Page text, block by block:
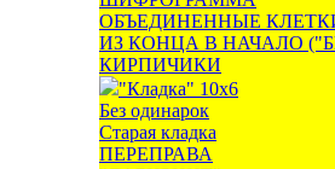
ОБЪЕДИНЕННЫЕ
ИЗ КОНЦА В НАЧАЛО
КИРПИЧИКИ
"Кладка" 10х6
Без одинарок
Старая кладка
ПЕРЕПРАВА